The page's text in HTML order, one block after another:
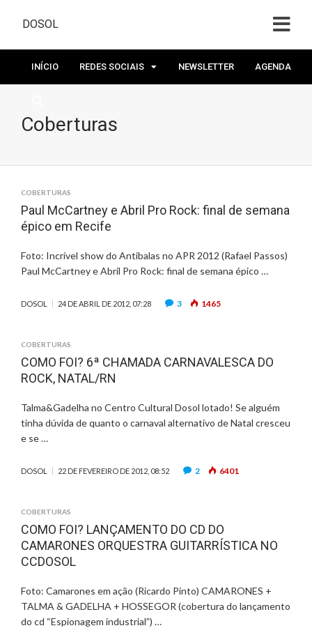
DOSOL
INÍCIO REDES SOCIAIS NEWSLETTER AGENDA
Coberturas
COBERTURAS
Paul McCartney e Abril Pro Rock: final de semana
épico em Recife
Foto: Incrível show do Antibalas no APR 2012 (Rafael Passos)
Paul McCartney e Abril Pro Rock: final de semana épico …
DOSOL 24 DE ABRIL DE 2012, 07:28 3 1465
COBERTURAS
COMO FOI? 6ª CHAMADA CARNAVALESCA DO
ROCK, NATAL/RN
Talma&Gadelha no Centro Cultural Dosol lotado! Se alguém
tinha dúvida de quanto o carnaval alternativo de Natal cresceu
e se …
DOSOL 22 DE FEVEREIRO DE 2012, 08:52 2 6401
COBERTURAS
COMO FOI? LANÇAMENTO DO CD DO
CAMARONES ORQUESTRA GUITARRÍSTICA NO
CCDOSOL
Foto: Camarones em ação (Ricardo Pinto) CAMARONES +
TALMA & GADELHA + HOSSEGOR (cobertura do lançamento
do cd “Espionagem industrial”) …